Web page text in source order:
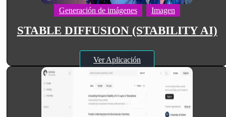
Generación de imágenes Imagen
STABLE DIFFUSION (STABILITY AI)
Ver Aplicación